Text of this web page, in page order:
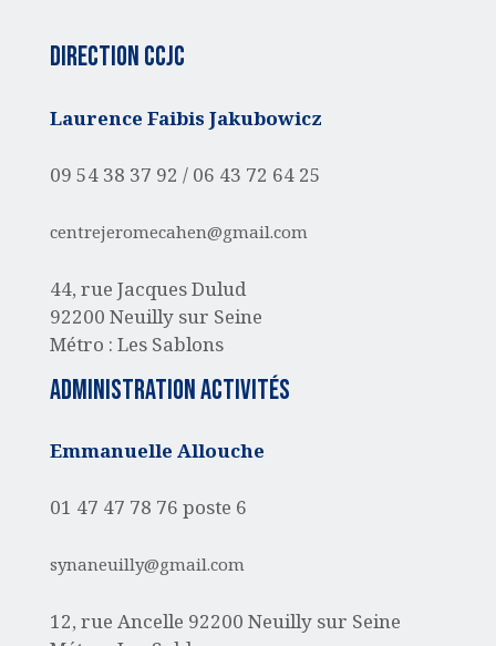
Direction CCJC
Laurence Faibis Jakubowicz
09 54 38 37 92 / 06 43 72 64 25
centrejeromecahen@gmail.com
44, rue Jacques Dulud
92200 Neuilly sur Seine
Métro : Les Sablons
administration activités
Emmanuelle Allouche
01 47 47 78 76 poste 6
synaneuilly@gmail.com
12, rue Ancelle 92200 Neuilly sur Seine